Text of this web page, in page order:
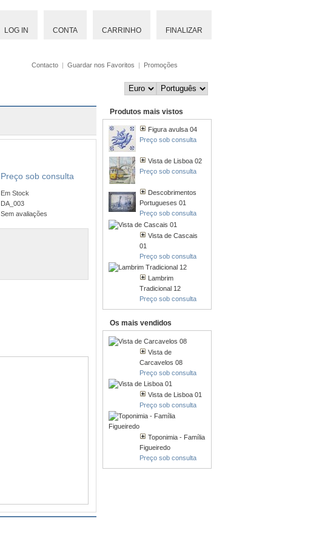
LOG IN CONTA CARRINHO FINALIZAR
Contacto | Guardar nos Favoritos | Promoções
Produtos mais vistos
Figura avulsa 04
Preço sob consulta
Vista de Lisboa 02
Preço sob consulta
Descobrimentos
Portugueses 01
Preço sob consulta
Vista de Cascais
01
Preço sob consulta
Lambrim
Tradicional 12
Preço sob consulta
Os mais vendidos
Vista de
Carcavelos 08
Preço sob consulta
Vista de Lisboa 01
Preço sob consulta
Toponimia - Família
Figueiredo
Preço sob consulta
Preço sob consulta
Em Stock
DA_003
Sem avaliações